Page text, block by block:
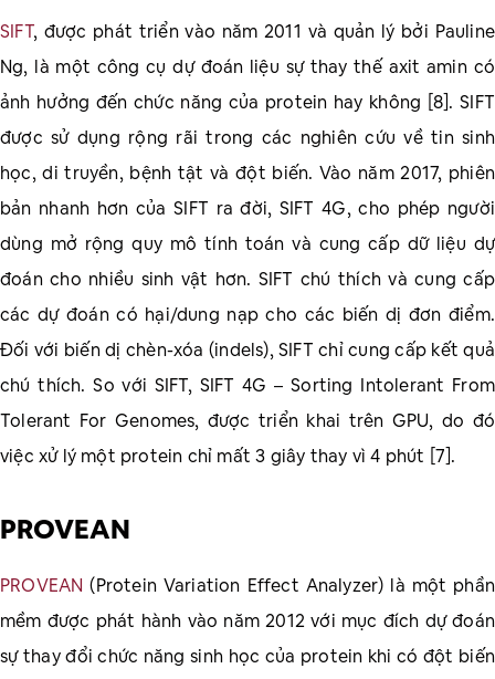
SIFT, được phát triển vào năm 2011 và quản lý bởi Pauline
Ng, là một công cụ dự đoán liệu sự thay thế axit amin có
ảnh hưởng đến chức năng của protein hay không [8]. SIFT
được sử dụng rộng rãi trong các nghiên cứu về tin sinh
học, di truyền, bệnh tật và đột biến. Vào năm 2017, phiên
bản nhanh hơn của SIFT ra đời, SIFT 4G, cho phép người
dùng mở rộng quy mô tính toán và cung cấp dữ liệu dự
đoán cho nhiều sinh vật hơn. SIFT chú thích và cung cấp
các dự đoán có hại/dung nạp cho các biến dị đơn điểm.
Đối với biến dị chèn-xóa (indels), SIFT chỉ cung cấp kết quả
chú thích. So với SIFT, SIFT 4G – Sorting Intolerant From
Tolerant For Genomes, được triển khai trên GPU, do đó
việc xử lý một protein chỉ mất 3 giây thay vì 4 phút [7].
PROVEAN
PROVEAN (Protein Variation Effect Analyzer) là một phần
mềm được phát hành vào năm 2012 với mục đích dự đoán
sự thay đổi chức năng sinh học của protein khi có đột biến